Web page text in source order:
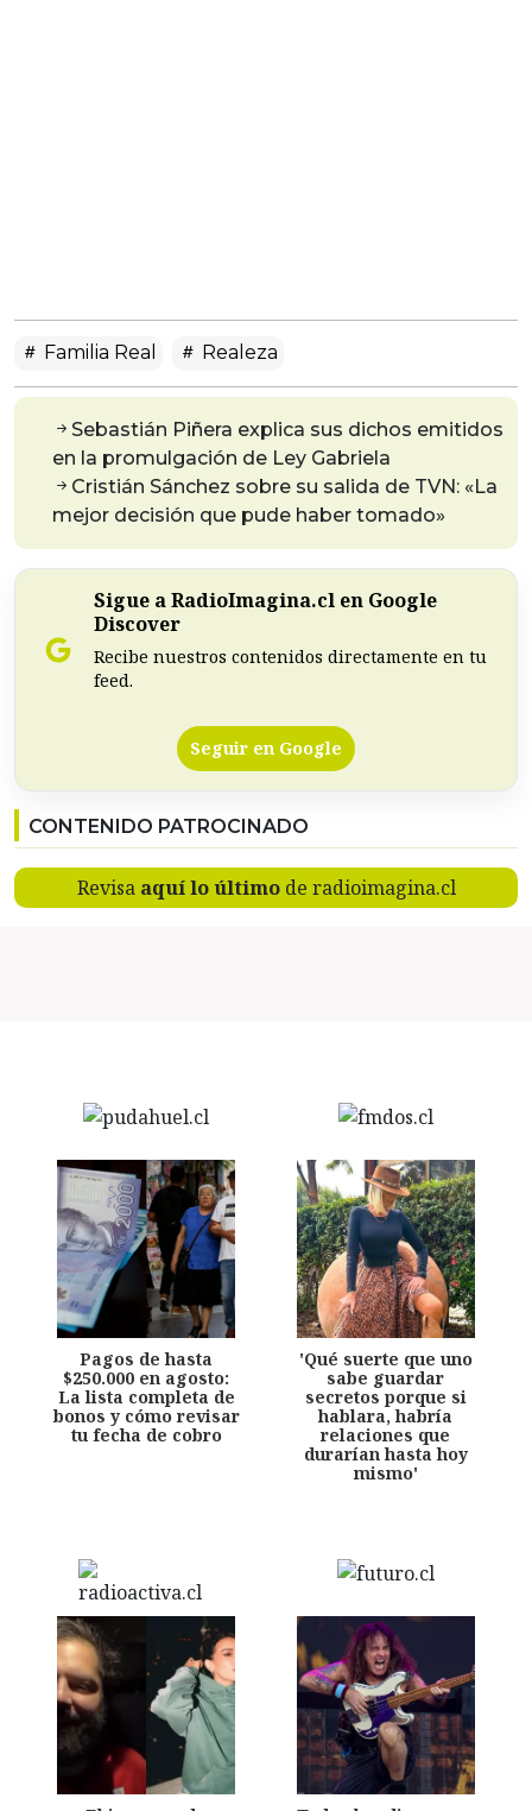
Familia Real Realeza
Sebastián Piñera explica sus dichos emitidos
en la promulgación de Ley Gabriela
Cristián Sánchez sobre su salida de TVN: «La
mejor decisión que pude haber tomado»
Sigue a RadioImagina.cl en Google
Discover
Recibe nuestros contenidos directamente en tu
feed.
Seguir en Google
CONTENIDO PATROCINADO
Revisa aquí lo últimode radioimagina.cl
Pagos de hasta
$250.000 en agosto:
La lista completa de
bonos y cómo revisar
tu fecha de cobro
'Qué suerte que uno
sabe guardar
secretos porque si
hablara, habría
relaciones que
durarían hasta hoy
mismo'